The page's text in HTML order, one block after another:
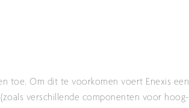
toe. Om dit te voorkomen voert Enexis een
verschillende componenten voor hoog-